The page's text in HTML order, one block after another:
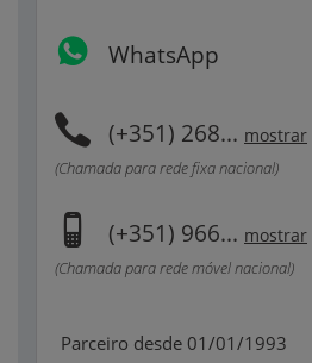
WhatsApp
(+351) 268... mostrar
(Chamada para rede fixa nacional)
(+351) 966... mostrar
(Chamada para rede móvel nacional)
Parceiro desde 01/01/1993